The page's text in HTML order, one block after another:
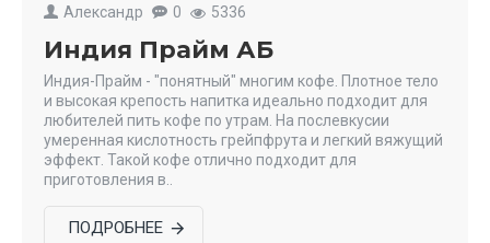
Александр 0 5336
Индия Прайм АБ
Индия-Прайм - "понятный" многим кофе. Плотное тело
и высокая крепость напитка идеально подходит для
любителей пить кофе по утрам. На послевкусии
умеренная кислотность грейпфрута и легкий вяжущий
эффект. Такой кофе отлично подходит для
приготовления в..
ПОДРОБНЕЕ